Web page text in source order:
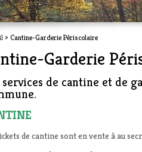
> Cantine-Garderie Périscolaire
Garderie
services de cantine et de
de cantine sont en vente à au